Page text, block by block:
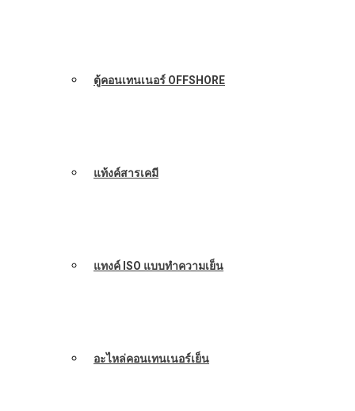
ตู้คอนเทนเนอร์ OFFSHORE
แท้งค์สารเคมี
แทงค์ ISO แบบทำความเย็น
อะไหล่คอนเทนเนอร์เย็น